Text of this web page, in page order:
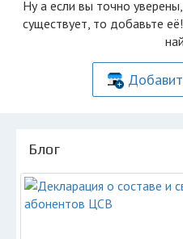
Ну а если вы точно
существует, то добавьте
Блог